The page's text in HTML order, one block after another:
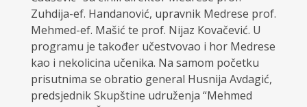
Zuhdija-ef. Handanović, upravnik Medrese prof.
Mehmed-ef. Mašić te prof. Nijaz Kovačević. U
programu je također učestvovao i hor Medrese
kao i nekolicina učenika. Na samom početku
prisutnima se obratio general Husnija Avdagić,
predsjednik Skupštine udruženja “Mehmed